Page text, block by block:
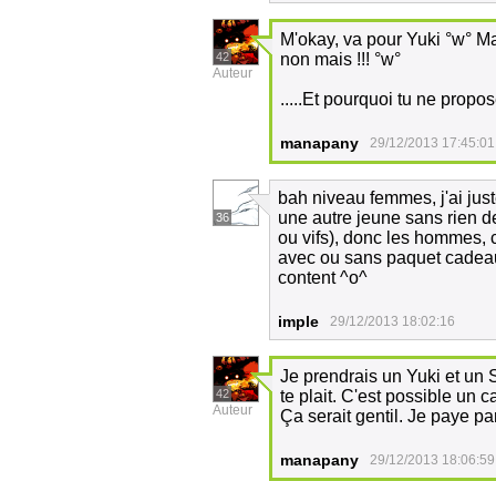
42
Auteur
M'okay, va pour Yuki °w°
non mais !!! °w°
.....Et pourquoi tu ne
manapany 29/12/2013 17:45:01
36
bah niveau femmes, j'ai
une autre jeune sans rien
ou vifs), donc les hommes,
avec ou sans paquet
content ^o^
imple 29/12/2013 18:02:16
42
Auteur
Je prendrais un Yuki et un
te plait. C'est possible un
Ça serait gentil. Je paye
manapany 29/12/2013 18:06:59